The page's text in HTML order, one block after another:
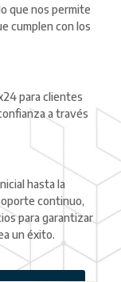
que nos permite
cumplen con los
para clientes
a través
hasta la
continuo,
para garantizar
un éxito.